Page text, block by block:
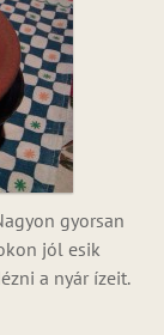
gyorsan
jól esik
a nyár ízeit.